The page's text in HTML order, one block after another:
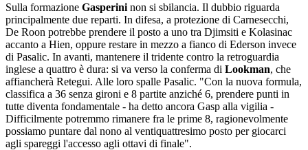
Sulla formazione Gasperini non si sbilancia. Il dubbio riguarda
principalmente due reparti. In difesa, a protezione di Carnesecchi,
De Roon potrebbe prendere il posto a uno tra Djimsiti e Kolasinac
accanto a Hien, oppure restare in mezzo a fianco di Ederson invece
di Pasalic. In avanti, mantenere il tridente contro la retroguardia
inglese a quattro è dura: si va verso la conferma di Lookman, che
affiancherà Retegui. Alle loro spalle Pasalic. "Con la nuova formula,
classifica a 36 senza gironi e 8 partite anziché 6, prendere punti in
tutte diventa fondamentale - ha detto ancora Gasp alla vigilia -
Difficilmente potremmo rimanere fra le prime 8, ragionevolmente
possiamo puntare dal nono al ventiquattresimo posto per giocarci
agli spareggi l'accesso agli ottavi di finale".